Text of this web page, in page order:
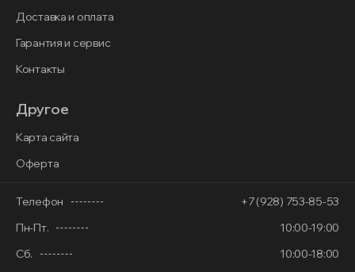
Доставка и оплата
Гарантия и сервис
Контакты
Другое
Карта сайта
Оферта
Телефон
+7 (928) 753-85-53
Пн-Пт.
10:00-19:00
Сб.
10:00-18:00